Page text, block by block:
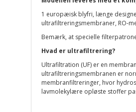
1 europæisk blyfri, længe
ultrafiltreringsmembraner, RO-
Bemærk, at specielle
Hvad er ultrafiltrering?
Ultrafiltration (UF) er en
ultrafiltreringsmembranen er
membranfiltreringer, hvor
lavmolekylære opløste stoffer